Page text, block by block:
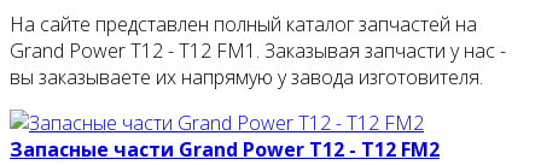
На сайте представлен полный каталог запчастей на
Grand Power T12 - T12 FM1. Заказывая запчасти у нас -
вы заказываете их напрямую у завода изготовителя.
Запасные части Grand Power T12 - T12 FM2